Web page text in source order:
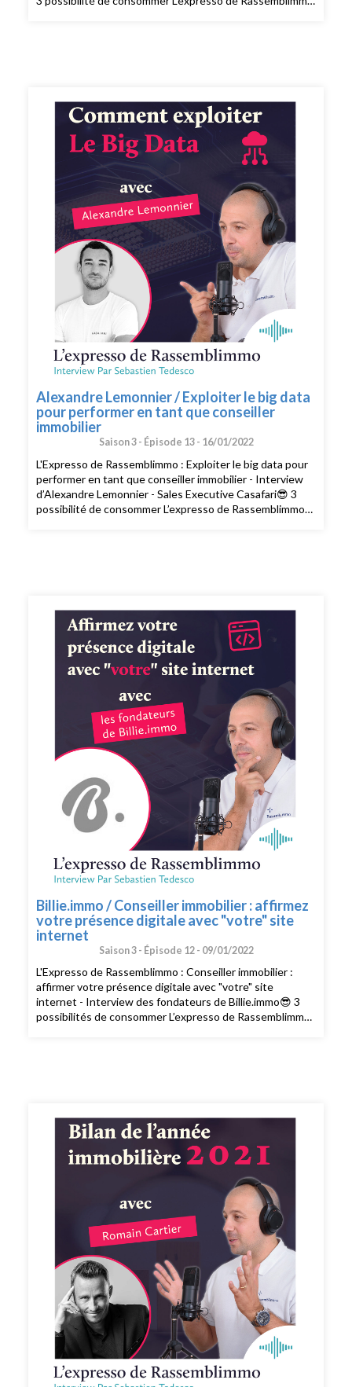
d'écoute favorite ! Que demander de plus !? Ah si !!
Peut-être mettre une note et un avis sur votre
plateforme de podcast pour le faire découvrir par
d'autres conseillers. Merci pour votre soutien. 🙏🏻 Si
vous voulez passer à l'action et bénéficier des meilleurs
conseils pour exploiter pleinement votre potentiel, vous
pouvez bénéficier d'un bilan offert avec un expert de
l’équipe. Cliquez ici pour réserver votre bilan(
https://meetings.hubspot.com/silvy/entretien-via-
podcast )
Alexandre Lemonnier / Exploiter le big data
pour performer en tant que conseiller
immobilier
Saison 3 - Épisode 13 - 16/01/2022
L'Expresso de Rassemblimmo : Exploiter le big data pour
performer en tant que conseiller immobilier - Interview
d’Alexandre Lemonnier - Sales Executive Casafari😎 3
possibilité de consommer L’expresso de Rassemblimmo
d'écoute favorite ! Que demander de plus !? Ah si !!
Peut-être mettre une note et un avis sur votre
plateforme de podcast pour le faire découvrir par
d'autres conseillers. Merci pour votre soutien. 🙏🏻 Si
vous voulez passer à l'action et bénéficier des meilleurs
conseils pour exploiter pleinement votre potentiel, vous
pouvez bénéficier d'un bilan offert avec un expert de
l’équipe. Cliquez ici pour réserver votre bilan(
https://meetings.hubspot.com/silvy/entretien-via-
podcast )
Billie.immo / Conseiller immobilier : affirmez
votre présence digitale avec "votre" site
internet
Saison 3 - Épisode 12 - 09/01/2022
L'Expresso de Rassemblimmo : Conseiller immobilier :
affirmer votre présence digitale avec "votre" site
internet - Interview des fondateurs de Billie.immo😎 3
possibilités de consommer L’expresso de Rassemblimmo
d'écoute favorite ! Que demander de plus !? Ah si !!
Peut-être mettre une note et un avis sur votre
plateforme de podcast pour le faire découvrir par
d'autres conseillers. Merci pour votre soutien. 🙏🏻 Si
vous voulez passer à l'action et bénéficier des meilleurs
conseils pour exploiter pleinement votre potentiel, vous
pouvez bénéficier d'un bilan offert avec un expert de
l’équipe. Cliquez ici pour réserver votre bilan(
https://meetings.hubspot.com/silvy/entretien-via-
podcast )